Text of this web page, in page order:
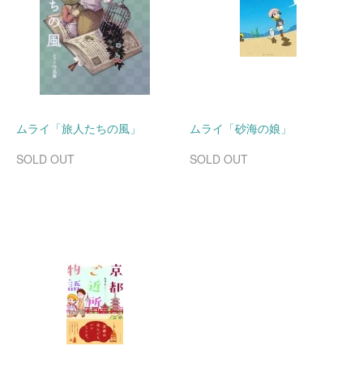
ムライ「旅人たちの風」
SOLD OUT
ムライ「砂海の娘」
SOLD OUT